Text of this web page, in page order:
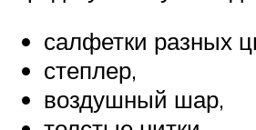
салфетки разных
степлер,
воздушный шар,